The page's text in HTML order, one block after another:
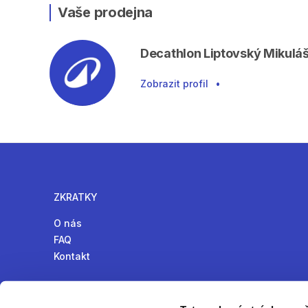
Vaše prodejna
Decathlon Liptovský
Zobrazit profil •
ZKRATKY
O nás
FAQ
Kontakt